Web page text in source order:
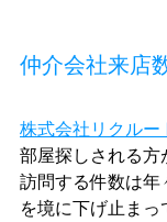
仲介会社来店
株式会社リクルー
部屋探しされる方
訪問する件数は年
を境に下げ止ま